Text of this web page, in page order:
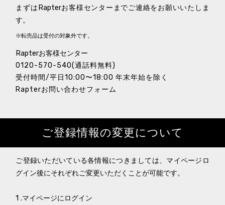
まずはRapterお客様センターまでご連絡をお願いいたしま
す。
※転売品は受付の対象外です。
Rapterお客様センター
0120-570-540(通話料無料)
受付時間/平日10:00〜18:00 年末年始を除く
Rapterお問い合わせフォーム
ご登録情報の変更について
ご登録いただいている各情報につきましては、マイページロ
グイン後にそれぞれご変更いただくことが可能です。
1 .マイページにログイン